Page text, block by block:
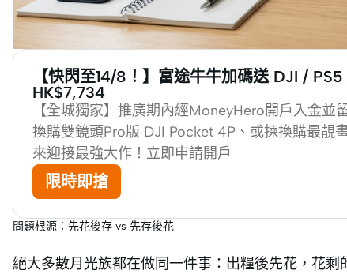
【快閃至14/8！】富途牛牛加碼送 DJI /
HK$7,734
【全城獨家】推廣期內經MoneyHero開戶入金並
換購雙鏡頭Pro版 DJI Pocket 4P、或揀換購最靚
來迎接最強大作！立即申請開戶
限時即搶
問題根源：先花後存 vs 先存後花
絕大多數月光族都在做同一件事：出糧後先花，花